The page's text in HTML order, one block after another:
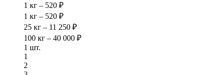
1 кг – 520 ₽
1 кг – 520 ₽
25 кг – 11 250 ₽
100 кг – 40 000 ₽
1 шт.
1
2